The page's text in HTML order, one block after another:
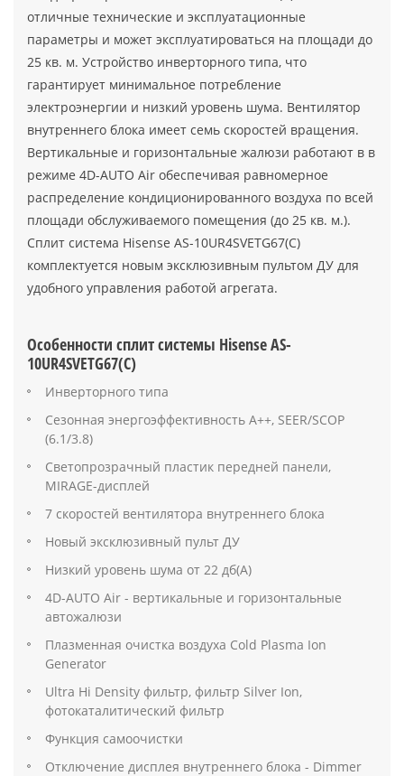
отличные технические и эксплуатационные
параметры и может эксплуатироваться на площади до
25 кв. м. Устройство инверторного типа, что
гарантирует минимальное потребление
электроэнергии и низкий уровень шума. Вентилятор
внутреннего блока имеет семь скоростей вращения.
Вертикальные и горизонтальные жалюзи работают в в
режиме 4D-AUTO Air обеспечивая равномерное
распределение кондиционированного воздуха по всей
площади обслуживаемого помещения (до 25 кв. м.).
Сплит система Hisense AS-10UR4SVETG67(C)
комплектуется новым эксклюзивным пультом ДУ для
удобного управления работой агрегата.
Особенности сплит системы Hisense AS-
10UR4SVETG67(C)
Инверторного типа
Сезонная энергоэффективность A++, SEER/SCOP
(6.1/3.8)
Светопрозрачный пластик передней панели,
MIRAGE-дисплей
7 скоростей вентилятора внутреннего блока
Новый эксклюзивный пульт ДУ
Низкий уровень шума от 22 дб(А)
4D-AUTO Air - вертикальные и горизонтальные
автожалюзи
Плазменная очистка воздуха Cold Plasma Ion
Generator
Ultra Hi Density фильтр, фильтр Silver Ion,
фотокаталитический фильтр
Функция самоочистки
Отключение дисплея внутреннего блока - Dimmer